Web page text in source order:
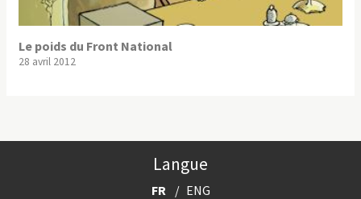
Le poids du Front National
28 avril 2012
Langue
FR ENG